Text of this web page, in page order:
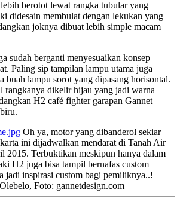
berotot lewat rangka tubular yang
didesain membulat dengan lekukan yang
joknya dibuat lebih simple macam
sudah berganti menyesuaikan konsep
Paling sip tampilan lampu utama juga
buah lampu sorot yang dipasang horisontal.
rangkanya dikelir hijau yang jadi warna
H2 café fighter garapan Gannet
Oh ya, motor yang dibanderol sekiar
ini dijadwalkan mendarat di Tanah Air
2015. Terbuktikan meskipun hanya dalam
H2 juga bisa tampil bernafas custom
jadi inspirasi custom bagi pemiliknya..!
Foto: gannetdesign.com